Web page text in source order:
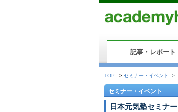
記事・レポート
TOP > セミナー・イベント >
セミナー・イベント
日本元気塾セミナー